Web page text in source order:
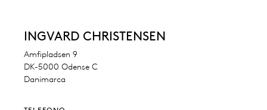
INGVARD CHRISTENSEN
Amfipladsen 9
DK-5000 Odense C
Danimarca